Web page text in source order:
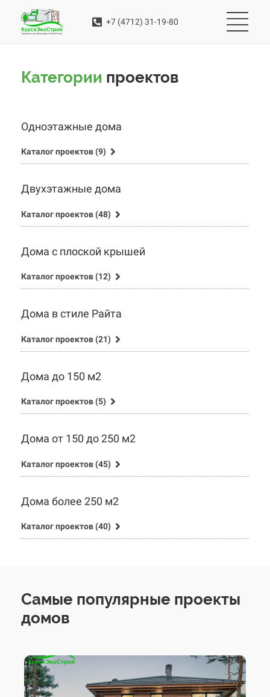
+7 (4712) 31-19-80
Категории проектов
Одноэтажные дома
Каталог проектов (9)
Двухэтажные дома
Каталог проектов (48)
Дома с плоской крышей
Каталог проектов (12)
Дома в стиле Райта
Каталог проектов (21)
Дома до 150 м2
Каталог проектов (5)
Дома от 150 до 250 м2
Каталог проектов (45)
Дома более 250 м2
Каталог проектов (40)
Самые популярные проекты
домов